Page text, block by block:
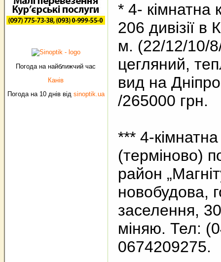
Погода на найближчий час
Канів
Погода на 10 днів від sinoptik.ua
* 4- кімнатна
206 дивізії в
м. (22/12/10/
цегляний,
вид на
/265000 грн.
*** 4-
(терміново)
район
новобудова,
заселення,
міняю. Тел:
0674209275.